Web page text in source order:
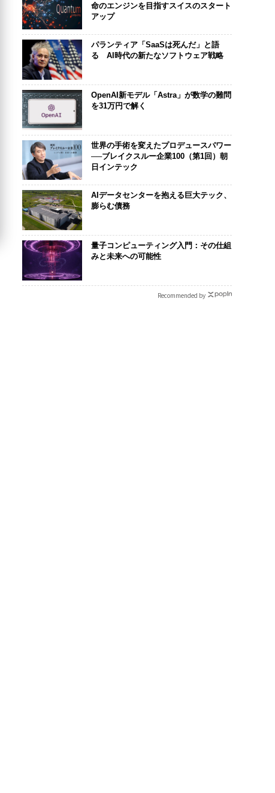
命のエンジンを目指すスイスのスタート
アップ
パランティア「SaaSは死んだ」と語
る AI時代の新たなソフトウェア戦略
OpenAI新モデル「Astra」が数学の難問
を31万円で解く
世界の手術を変えたプロデュースパワー
──ブレイクスルー企業100（第1回）朝
日インテック
AIデータセンターを抱える巨大テック、
膨らむ債務
量子コンピューティング入門：その仕組
みと未来への可能性
Recommended by